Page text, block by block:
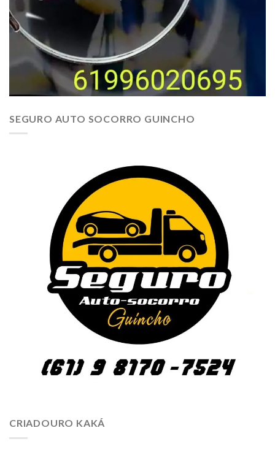
SEGURO AUTO SOCORRO GUINCHO
CRIADOURO KAKÁ